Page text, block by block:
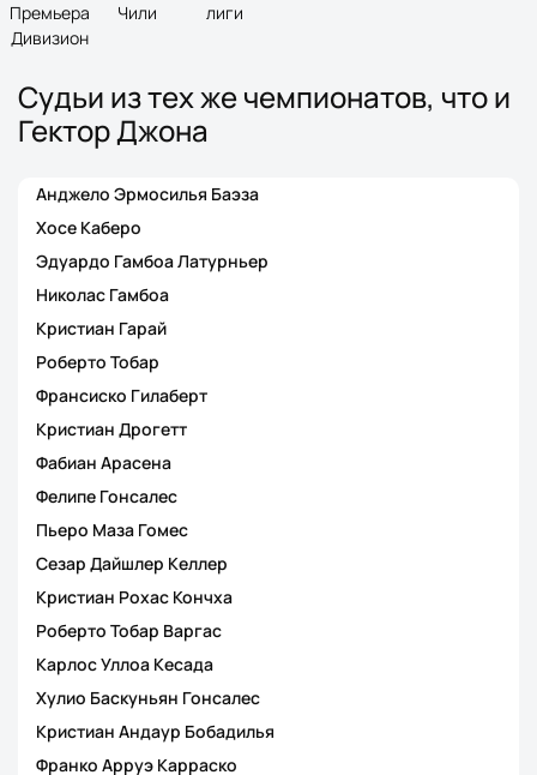
Премьера
Дивизион
Чили
лиги
Судьи из тех же чемпионатов, что и
Гектор Джона
Анджело Эрмосилья Баэза
Хосе Каберо
Эдуардо Гамбоа Латурньер
Николас Гамбоа
Кристиан Гарай
Роберто Тобар
Франсиско Гилаберт
Кристиан Дрогетт
Фабиан Арасена
Фелипе Гонсалес
Пьеро Маза Гомес
Сезар Дайшлер Келлер
Кристиан Рохас Кончха
Роберто Тобар Варгас
Карлос Уллоа Кесада
Хулио Баскуньян Гонсалес
Кристиан Андаур Бобадилья
Франко Арруэ Карраско